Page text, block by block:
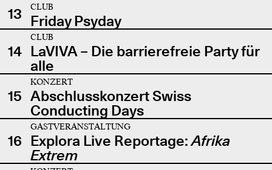
13
CLUB
Friday Psyday
14
CLUB
LaVIVA – Die barrierefreie Party für
alle
15
KONZERT
Abschlusskonzert Swiss
Conducting Days
16
GASTVERANSTALTUNG
Explora Live Reportage:Afrika
Extrem